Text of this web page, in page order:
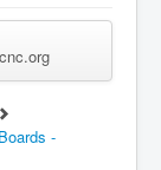
Sign up
-